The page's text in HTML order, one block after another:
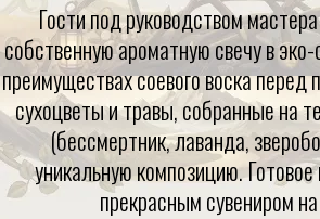
Гости под руководством
собственную ароматную свечу в
преимуществах соевого воска
сухоцветы и травы, собранные на
(бессмертник, лаванда,
уникальную композицию.
прекрасным сувениром